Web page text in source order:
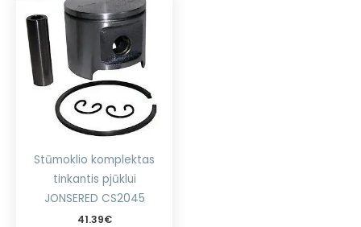
Stūmoklio komplektas
tinkantis pjūklui
JONSERED CS2045
41.39€